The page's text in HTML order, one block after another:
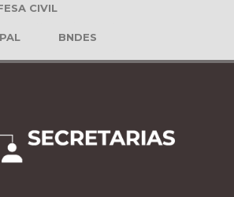
CIVIL
BNDES